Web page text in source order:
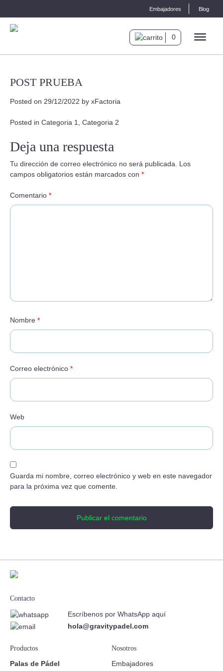
content
Embajadores Blog
0
POST PRUEBA
Posted on 29/12/2022 by xFactoria
Posted in Categoria 1 Categoria 2
Deja una respuesta
Tu dirección de correo electrónico no será publicada.
Los
campos obligatorios están marcados con *
Comentario *
Nombre *
Correo electrónico *
Web
Guarda mi nombre, correo electrónico y web en este navegador
para la próxima vez que comente.
Contacto
Escríbenos por WhatsApp aquí
hola@gravitypadel.com
Productos
Palas de Pádel
Nosotros
Embajadores